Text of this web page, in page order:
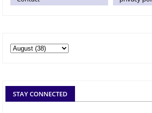
STAY CONNECTED